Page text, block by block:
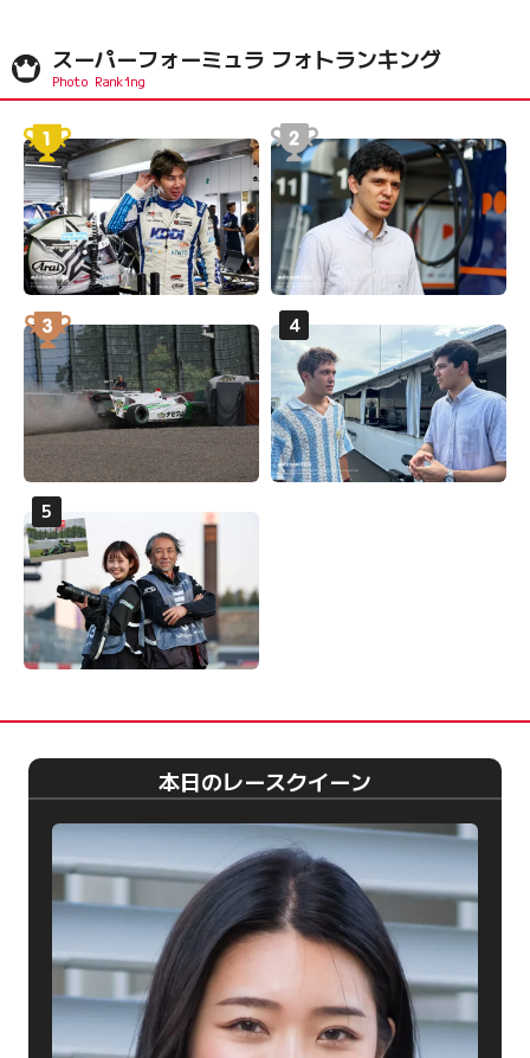
スーパーフォーミュラ フォトランキング
本日のレースクイーン